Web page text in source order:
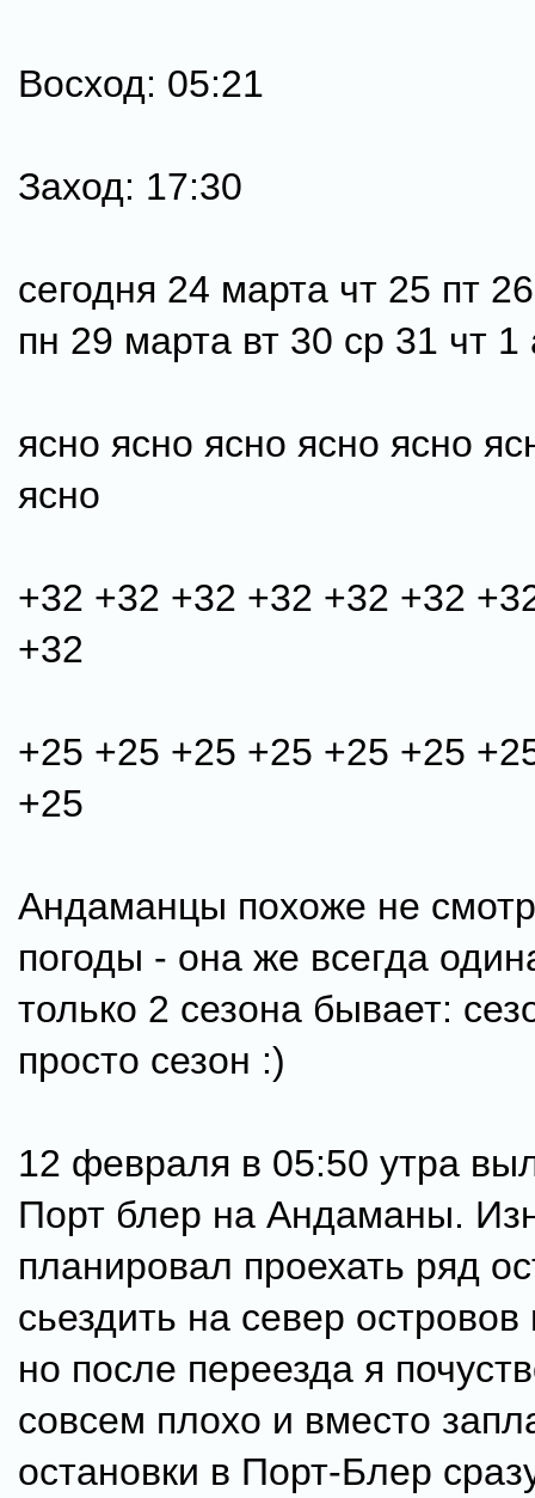
Восход: 05:21
Заход: 17:30
сегодня 24 марта чт 25 пт
пн 29 марта вт 30 ср 31 чт 1
ясно ясно ясно ясно ясно
ясно
+32 +32 +32 +32 +32 +32
+32
+25 +25 +25 +25 +25 +25
+25
Андаманцы похоже не
погоды - она же всегда
только 2 сезона бывает:
просто сезон :)
12 февраля в 05:50 утра
Порт блер на Андаманы.
планировал проехать ряд
сьездить на север
но после переезда я
совсем плохо и вместо
остановки в Порт-Блер